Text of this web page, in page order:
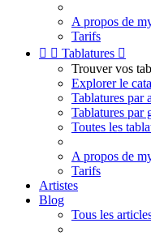
A propos de
Tarifs
  Tablatures 
Trouver vos
Explorer le
Tablatures par
Tablatures par
Toutes les
A propos de
Tarifs
Artistes
Blog
Tous les